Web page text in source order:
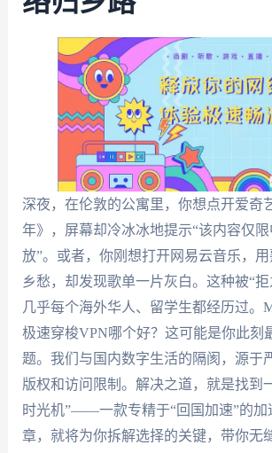
深夜，在伦敦的公寓里，你想点开爱奇
年》，屏幕却冷冰冰地提示“该内容仅
放”。或者，你刚想打开网易云音乐，
乡愁，却发现歌单一片灰白。这种被“拒
几乎每个海外华人、留学生都经历过。
极速穿梭VPN哪个好？这可能是你此刻
题。我们与国内数字生活的隔阂，源于
版权和访问限制。解决之道，就是找到
时光机”——一款专精于“回国加速”的加
章，就将为你拆解选择的关键，带你无